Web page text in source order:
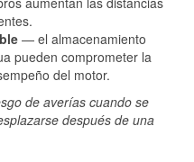
— el almacenamiento
pueden comprometer la
del motor.
de averías cuando se
después de una